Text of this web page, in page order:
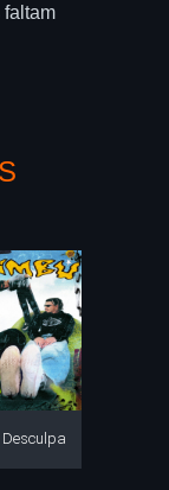
faltam